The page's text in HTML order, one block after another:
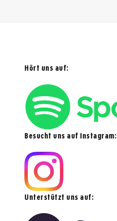
Hört uns auf:
Besucht uns auf Instagram:
Unterstützt uns auf: